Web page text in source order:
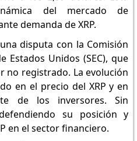
del mercado de
demanda de XRP.
disputa con la Comisión
Estados Unidos (SEC), que
no registrado. La evolución
en el precio del XRP y en
de los inversores. Sin
su posición y
en el sector financiero.